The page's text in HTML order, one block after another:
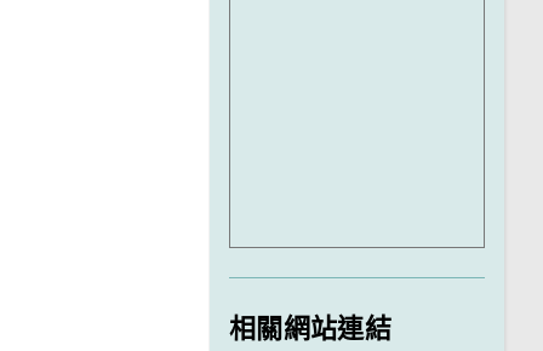
相關網站連結